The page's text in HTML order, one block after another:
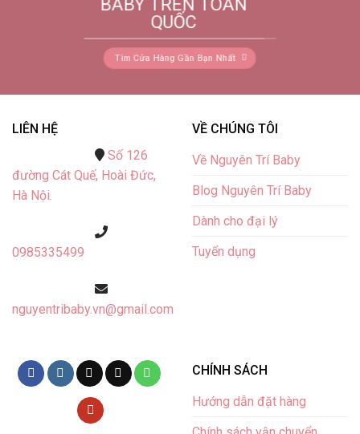
BABY TRÊN TOÀN
QUỐC
Tìm Cửa Hàng Gần Bạn Nhất
LIÊN HỆ
Số 126
đường Cát Quế, Hoài Đức,
Hà Nội.
0985335499
nguyentribaby.vn@gmail.com
VỀ CHÚNG TÔI
Về Nguyên Trí Baby
Blog Nguyên Trí Baby
Dành cho đại lý
Tuyển dụng
CHÍNH SÁCH
Hướng dẫn đặt hàng